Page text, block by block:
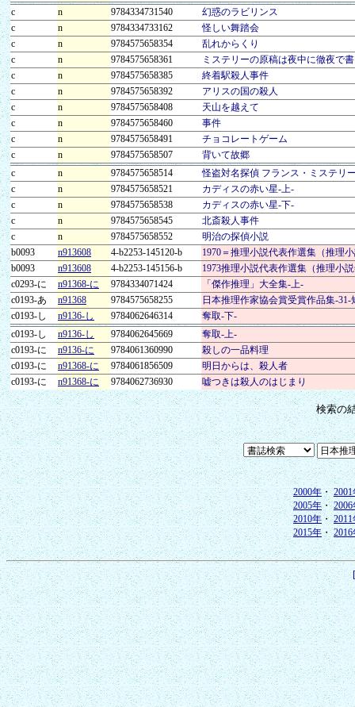
c
n 9784334731540
幻惑のラビリンス
c
n 9784334733162
怪しい舞踏会
c
n 9784575658354
乱れからくり
c
n 9784575658361
ミステリーの原稿は夜中に徹夜で
c
n 9784575658385
終着駅殺人事件
c
n 9784575658392
アリスの国の殺人
c
n 9784575658408
天山を越えて
c
n 9784575658460
事件
c
n 9784575658491
チョコレートゲーム
c
n 9784575658507
背いて故郷
c
n 9784575658514
怪盗対名探偵 フランス・ミステリ
c
n 9784575658521
カディスの赤い星-上-
c
n 9784575658538
カディスの赤い星-下-
c
n 9784575658545
北斎殺人事件
c
n 9784575658552
明治の探偵小説
b0093
n913608 4-b2253-145120-b
1970＝推理小説代表作選集（推理
b0093
n913608 4-b2253-145156-b
1973推理小説代表作選集（推理小
c0293-に
n91368-に 9784334071424
「傑作推理」大全集-上-
c0193-あ
n91368 9784575658255
日本推理作家協会賞受賞作品集-31-
c0193-し
n9136-し 9784062646314
奪取-下-
c0193-し
n9136-し 9784062645669
奪取-上-
c0193-に
n9136-に 9784061360990
殺しの一品料理
c0193-に
n91368-に 9784061856509
明日からは、殺人者
c0193-に
n91368-に 9784062736930 嘘つきは殺人のはじまり
検索の
2000年・2001
2005年・2006
2010年・2011
2015年・2016